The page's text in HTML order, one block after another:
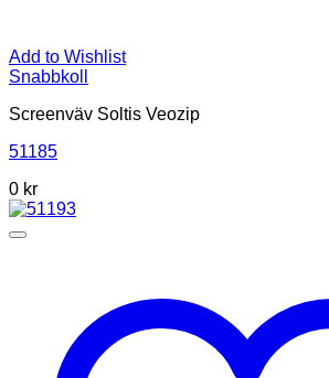
Add to Wishlist
Snabbkoll
Screenväv Soltis Veozip
51185
0 kr